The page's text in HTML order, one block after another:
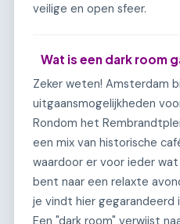
veilige en open sfeer.
Wat is een dark room
Zeker weten! Amsterdam
uitgaansmogelijkheden
Rondom het
een mix van historische
waardoor er voor ieder
bent naar een relaxte
je vindt hier gegarandeerd
Een "dark room" verwijst